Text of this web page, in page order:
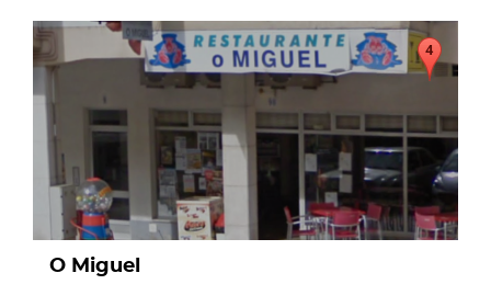
page
O Miguel